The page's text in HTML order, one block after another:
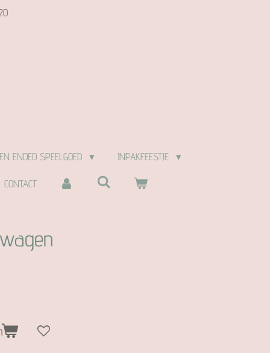
ENDED SPEELGOED INPAKFEESTJE
CONTACT